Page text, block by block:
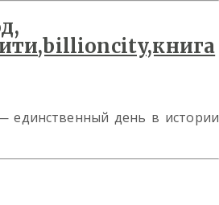
единственный день в истории